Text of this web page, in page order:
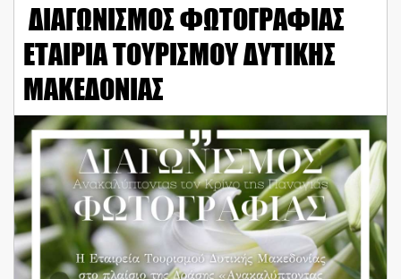
ΔΙΑΓΩΝΙΣΜΟΣ ΦΩΤΟΓΡΑΦΙΑΣ
ΕΤΑΙΡΙΑ ΤΟΥΡΙΣΜΟΥ ΔΥΤΙΚΗΣ
ΜΑΚΕΔΟΝΙΑΣ